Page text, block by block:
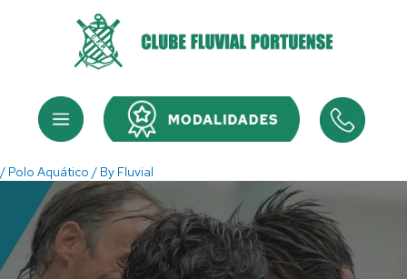
Menu Menu
/ Polo Aquático / By Fluvial